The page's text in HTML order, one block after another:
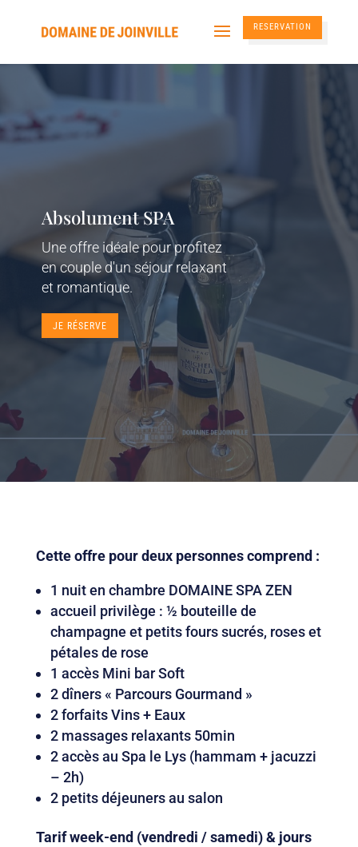
RESERVATION
Absolument SPA
Une offre idéale pour profitez
en couple d'un séjour relaxant
et romantique.
JE RÉSERVE
Cette offre pour deux personnes comprend :
1 nuit en chambre DOMAINE SPA ZEN
accueil privilège : ½ bouteille de
champagne et petits fours sucrés, roses et
pétales de rose
1 accès Mini bar Soft
2 dîners « Parcours Gourmand »
2 forfaits Vins + Eaux
2 massages relaxants 50min
2 accès au Spa le Lys (hammam + jacuzzi
– 2h)
2 petits déjeuners au salon
Tarif week-end (vendredi / samedi) & jours